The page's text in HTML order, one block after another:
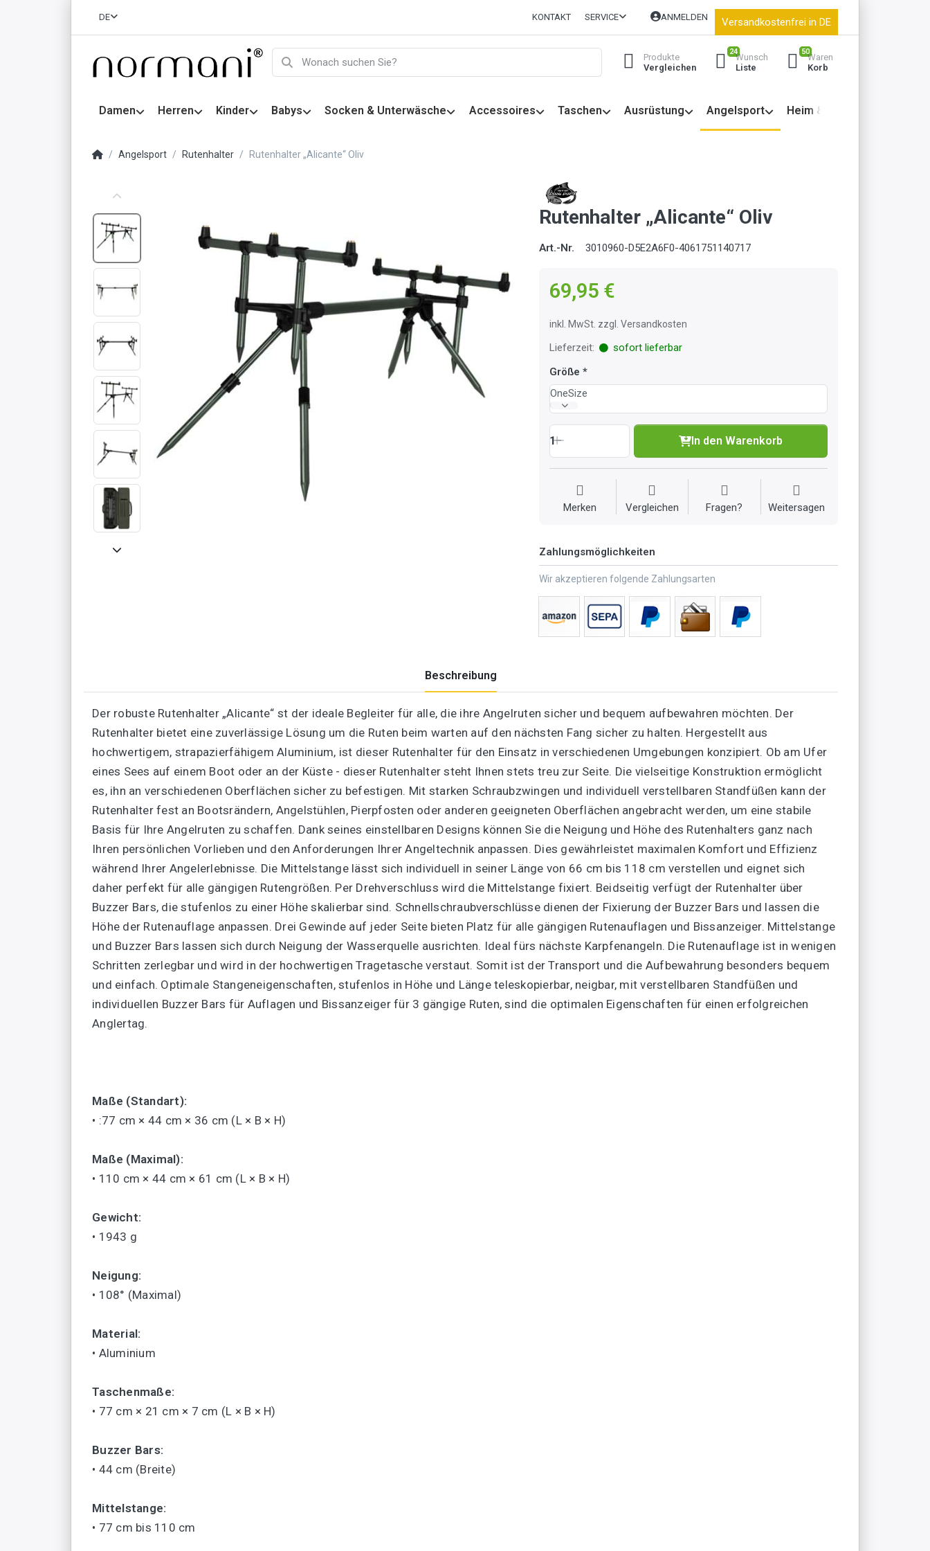
DE KONTAKT SERVICE ANMELDEN Versandkostenfrei in DE
Produkte
Vergleichen
24
Wunsch
Liste
50
Waren
Korb
Damen Herren Kinder Babys Socken & Unterwäsche Accessoires Taschen Ausrüstung Angelsport Heim & Garten
Angelsport Rutenhalter Rutenhalter „Alicante“ Oliv
Rutenhalter „Alicante“ Oliv
Art.-Nr. 3010960-D5E2A6F0-4061751140717
69,95 €
inkl. MwSt. zzgl. Versandkosten
Lieferzeit:
sofort lieferbar
Größe
OneSize
1 In den Warenkorb
Merken Vergleichen Fragen? Weitersagen
Zahlungsmöglichkeiten
Wir akzeptieren folgende Zahlungsarten
Beschreibung
Der robuste Rutenhalter „Alicante“ st der ideale Begleiter für alle, die ihre Angelruten sicher und bequem aufbewahren möchten. Der
Rutenhalter bietet eine zuverlässige Lösung um die Ruten beim warten auf den nächsten Fang sicher zu halten. Hergestellt aus
hochwertigem, strapazierfähigem Aluminium, ist dieser Rutenhalter für den Einsatz in verschiedenen Umgebungen konzipiert. Ob am Ufer
eines Sees auf einem Boot oder an der Küste - dieser Rutenhalter steht Ihnen stets treu zur Seite. Die vielseitige Konstruktion ermöglicht
es, ihn an verschiedenen Oberflächen sicher zu befestigen. Mit starken Schraubzwingen und individuell verstellbaren Standfüßen kann der
Rutenhalter fest an Bootsrändern, Angelstühlen, Pierpfosten oder anderen geeigneten Oberflächen angebracht werden, um eine stabile
Basis für Ihre Angelruten zu schaffen. Dank seines einstellbaren Designs können Sie die Neigung und Höhe des Rutenhalters ganz nach
Ihren persönlichen Vorlieben und den Anforderungen Ihrer Angeltechnik anpassen. Dies gewährleistet maximalen Komfort und Effizienz
während Ihrer Angelerlebnisse. Die Mittelstange lässt sich individuell in seiner Länge von 66 cm bis 118 cm verstellen und eignet sich
daher perfekt für alle gängigen Rutengrößen. Per Drehverschluss wird die Mittelstange fixiert. Beidseitig verfügt der Rutenhalter über
Buzzer Bars, die stufenlos zu einer Höhe skalierbar sind. Schnellschraubverschlüsse dienen der Fixierung der Buzzer Bars und lassen die
Höhe der Rutenauflage anpassen. Drei Gewinde auf jeder Seite bieten Platz für alle gängigen Rutenauflagen und Bissanzeiger. Mittelstange
und Buzzer Bars lassen sich durch Neigung der Wasserquelle ausrichten. Ideal fürs nächste Karpfenangeln. Die Rutenauflage ist in wenigen
Schritten zerlegbar und wird in der hochwertigen Tragetasche verstaut. Somit ist der Transport und die Aufbewahrung besonders bequem
und einfach. Optimale Stangeneigenschaften, stufenlos in Höhe und Länge teleskopierbar, neigbar, mit verstellbaren Standfüßen und
individuellen Buzzer Bars für Auflagen und Bissanzeiger für 3 gängige Ruten, sind die optimalen Eigenschaften für einen erfolgreichen
Anglertag.
Maße (Standart):
• :77 cm × 44 cm × 36 cm (L × B × H)
Maße (Maximal):
• 110 cm × 44 cm × 61 cm (L × B × H)
Gewicht:
• 1943 g
Neigung:
• 108° (Maximal)
Material:
• Aluminium
Taschenmaße:
• 77 cm × 21 cm × 7 cm (L × B × H)
Buzzer Bars:
• 44 cm (Breite)
Mittelstange:
• 77 cm bis 110 cm